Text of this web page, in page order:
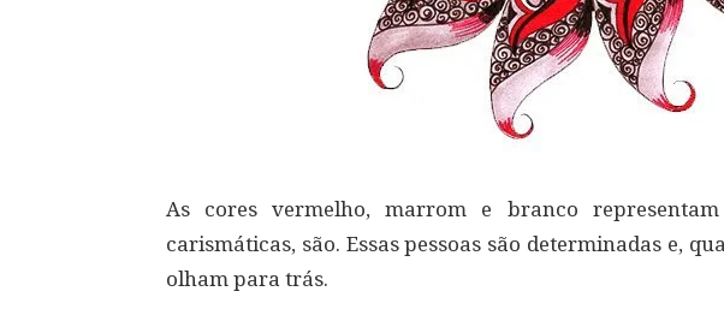
As cores vermelho, marrom e branco
carismáticas, são. Essas pessoas são determinadas e,
olham para trás.